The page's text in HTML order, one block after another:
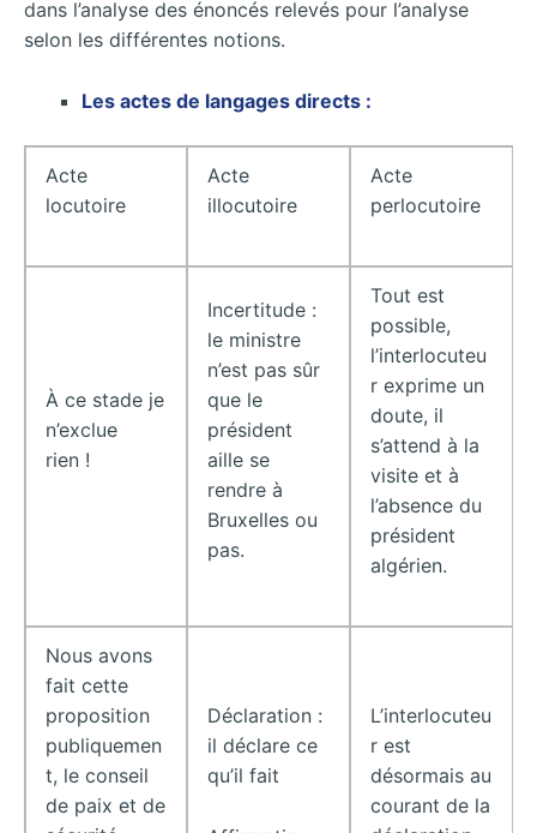
dans l’analyse des énoncés relevés pour l’analyse
selon les différentes notions.
Les actes de langages directs :
Acte
locutoire
Acte
illocutoire
Acte
perlocutoire
À ce stade je
n’exclue
rien !
Incertitude :
le ministre
n’est pas sûr
que le
président
aille se
rendre à
Bruxelles ou
pas.
Tout est
possible,
l’interlocuteu
r exprime un
doute, il
s’attend à la
visite et à
l’absence du
président
algérien.
Nous avons
fait cette
proposition
publiquemen
t, le conseil
de paix et de
Déclaration :
il déclare ce
qu’il fait
L’interlocuteu
r est
désormais au
courant de la